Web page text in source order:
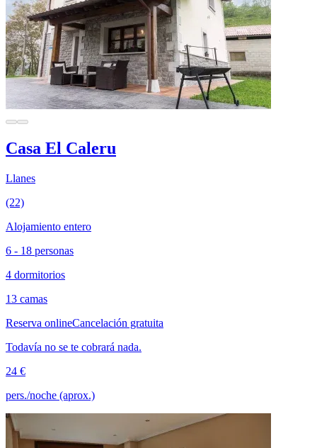
Casa El Caleru
Llanes
(22)
Alojamiento entero
6 - 18 personas
4 dormitorios
13 camas
Reserva onlineCancelación gratuita
Todavía no se te cobrará nada.
24 €
pers./noche (aprox.)